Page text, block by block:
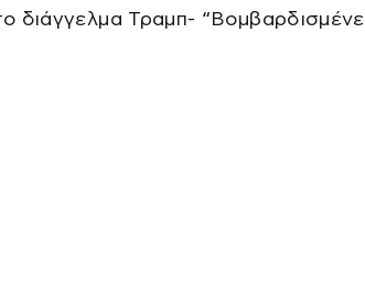
διάγγελμα Τραμπ-